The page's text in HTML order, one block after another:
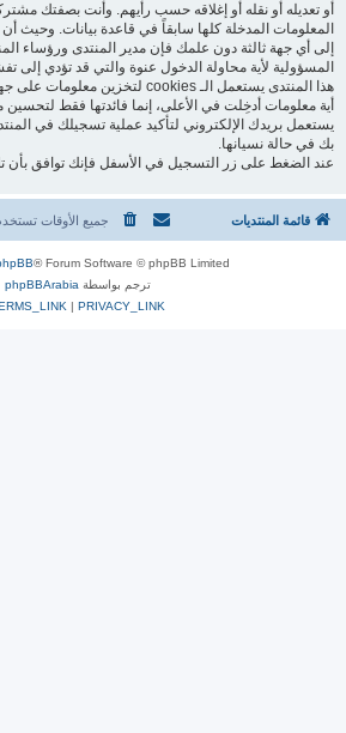
أو تعديله أو نقله أو إغلاقه حسب رأيهم. وأنت بصفتك
المعلومات المدخلة كلها سابقاً في قاعدة بيانات. وحيث
إلى أي جهة ثالثة دون علمك فإن مدير المنتدى ورؤساء
المسؤولية لأية محاولة الدخول عنوة والتي قد تؤدي إلى
أية معلومات أدخِلت في الأعلى، إنما فائدتها فقط
يستعمل بريدك الإلكتروني لتأكيد عملية تسجيلك في
بك في حالة نسيانها.
عند الضغط على زر التسجيل في الأسفل فإنك توافق بأن
قائمة المنتديات جميع الأوقات
® Forum Software © phpBB Limited
ترجم بواسطة phpBBArabia
PRIVACY_LINK
|